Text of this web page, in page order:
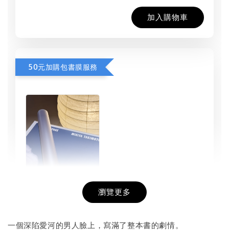
加入購物車
50元加購包書膜服務
書本包膜服務
NT$ 50
- +
瀏覽更多
一個深陷愛河的男人臉上，寫滿了整本書的劇情。